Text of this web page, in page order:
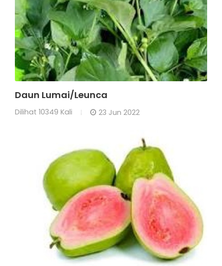
Daun Lumai/Leunca
Dilihat 10349 Kali 23 Jun 2022